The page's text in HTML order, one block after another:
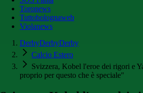
Toronews
Tuttobolognaweb
Violanews
DerbyDerbyDerby
Calcio Estero
Svizzera, Kobel l'eroe dei rigori e
proprio per questo che è speciale"